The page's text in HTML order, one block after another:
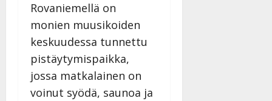
Rovaniemellä on
monien muusikoiden
keskuudessa tunnettu
pistäytymispaikka,
jossa matkalainen on
voinut syödä, saunoa ja